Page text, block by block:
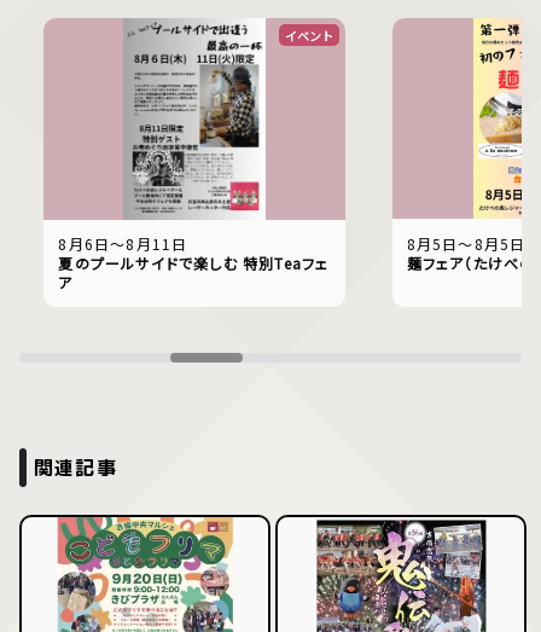
イベント
8月6日〜8月11日
夏のプールサイドで楽しむ 特別Teaフェ
ア
8月5日〜8月5日
麺フェア（たけべ
関連記事